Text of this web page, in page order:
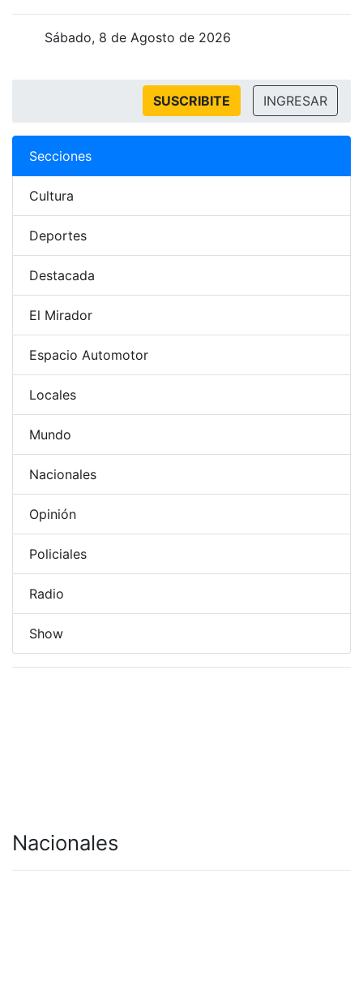
Sábado, 8 de Agosto de 2026
SUSCRIBITE INGRESAR
Secciones
Cultura
Deportes
Destacada
El Mirador
Espacio Automotor
Locales
Mundo
Nacionales
Opinión
Policiales
Radio
Show
Nacionales